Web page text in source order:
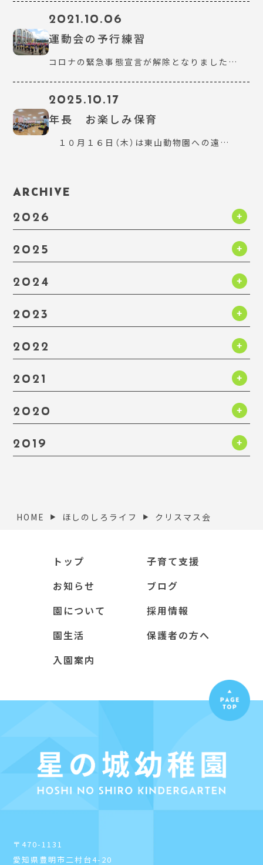
2021.10.06
運動会の予行練習
コロナの緊急事態宣言が解除となりました…
2025.10.17
年長 お楽しみ保育
１０月１６日（木）は東山動物園への遠…
ARCHIVE
2026
2025
2024
2023
2022
2021
2020
2019
HOME ▶︎ ほしのしろライフ ▶︎ クリスマス会
トップ
お知らせ
園について
園生活
入園案内
子育て支援
ブログ
採用情報
保護者の方へ
〒470-1131
愛知県豊明市二村台4-20